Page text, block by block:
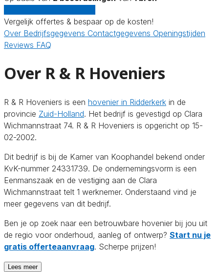
Vergelijk offertes & bespaar op de kosten!
Over Bedrijfsgegevens Contactgegevens Openingstijden
Reviews FAQ
Over R & R Hoveniers
R & R Hoveniers is een hovenier in Ridderkerk in de
provincie Zuid-Holland. Het bedrijf is gevestigd op Clara
Wichmannstraat 74. R & R Hoveniers is opgericht op 15-
02-2002.
Dit bedrijf is bij de Kamer van Koophandel bekend onder
KvK-nummer 24331739. De ondernemingsvorm is een
Eenmanszaak en de vestiging aan de Clara
Wichmannstraat telt 1 werknemer. Onderstaand vind je
meer gegevens van dit bedrijf.
Ben je op zoek naar een betrouwbare hovenier bij jou uit
de regio voor onderhoud, aanleg of ontwerp? Start nu je
gratis offerteaanvraag. Scherpe prijzen!
Lees meer